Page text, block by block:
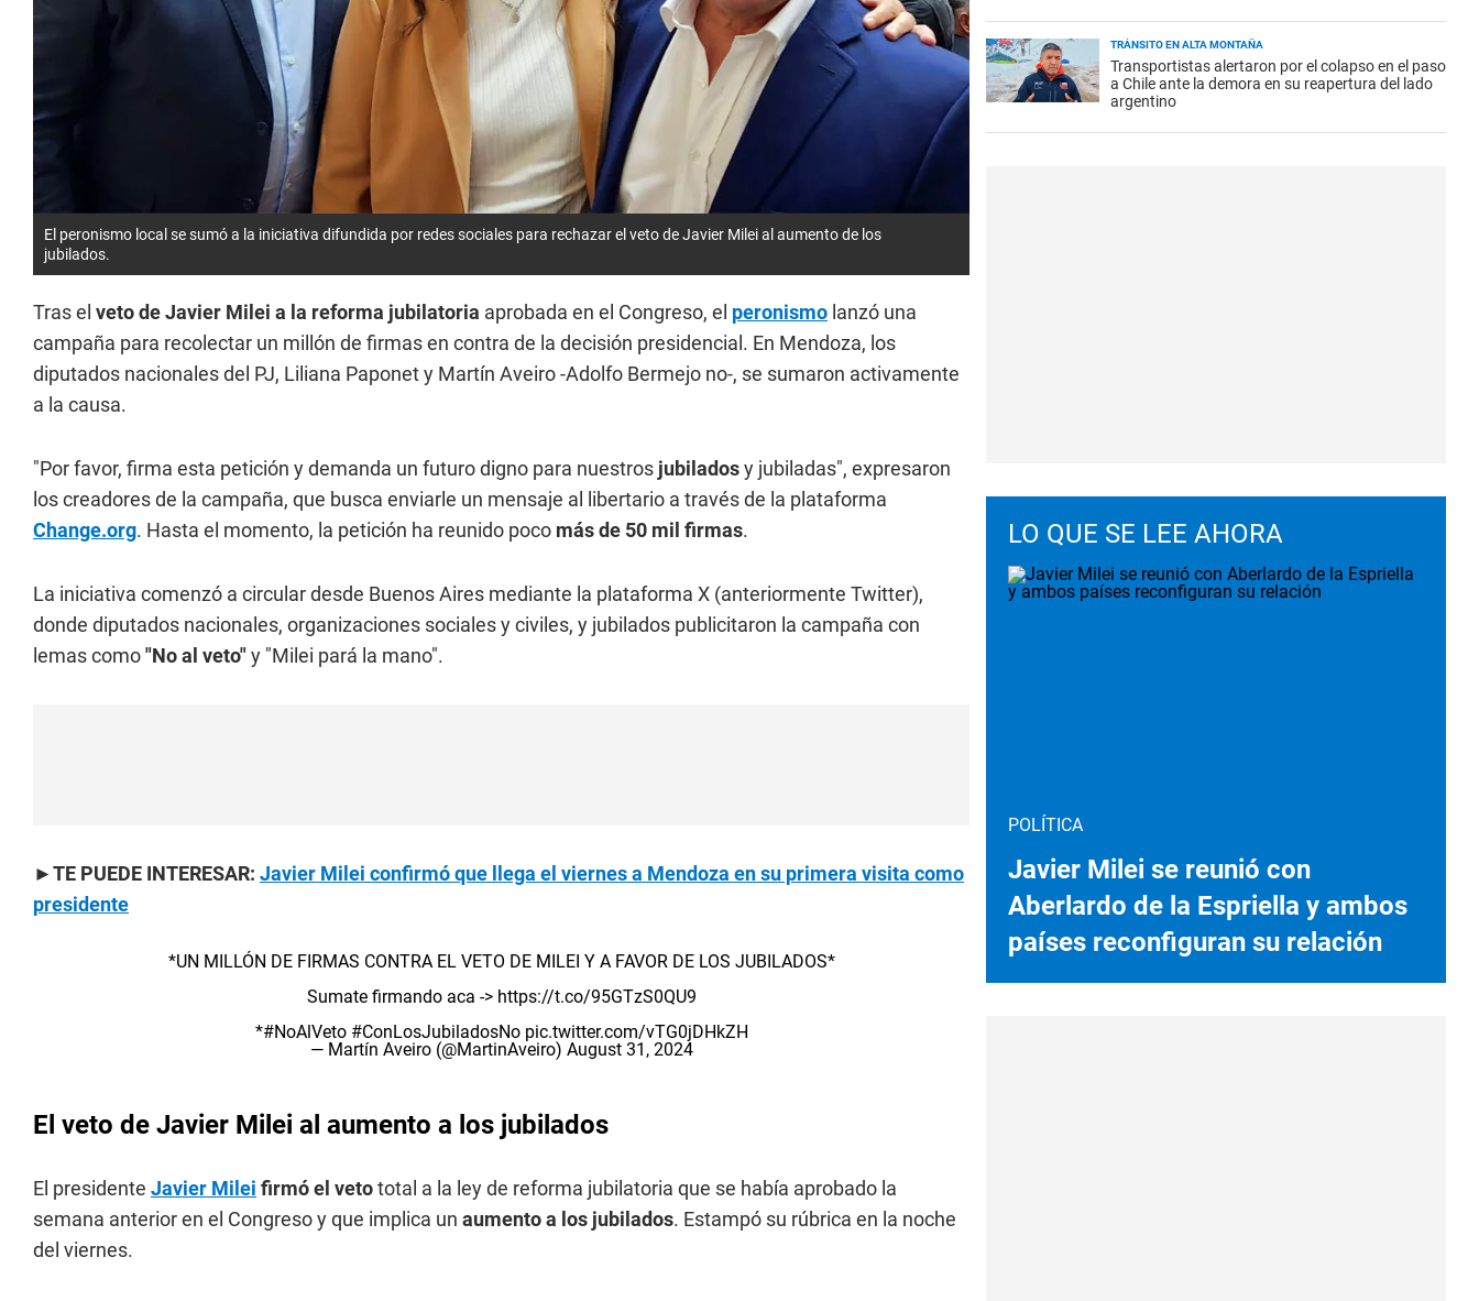
El peronismo local se sumó a la iniciativa difundida por redes sociales para rechazar el veto de Javier Milei al aumento de los
jubilados.
Tras el veto de Javier Milei a la reforma jubilatoria aprobada en el Congreso, el peronismo lanzó una
campaña para recolectar un millón de firmas en contra de la decisión presidencial. En Mendoza, los
diputados nacionales del PJ, Liliana Paponet y Martín Aveiro -Adolfo Bermejo no-, se sumaron activamente
a la causa.
"Por favor, firma esta petición y demanda un futuro digno para nuestros jubiladosy jubiladas", expresaron
los creadores de la campaña, que busca enviarle un mensaje al libertario a través de la plataforma
Change.org. Hasta el momento, la petición ha reunido poco más de 50 mil firmas.
La iniciativa comenzó a circular desde Buenos Aires mediante la plataforma X (anteriormente Twitter),
donde diputados nacionales, organizaciones sociales y civiles, y jubilados publicitaron la campaña con
lemas como"No al veto"y "Milei pará la mano".
►TE PUEDE INTERESAR: Javier Milei confirmó que llega el viernes a Mendoza en su primera visita como
presidente
*UN MILLÓN DE FIRMAS CONTRA EL VETO DE MILEI Y A FAVOR DE LOS JUBILADOS*
Sumate firmando aca -> https://t.co/95GTzS0QU9
*#NoAlVeto #ConLosJubiladosNo pic.twitter.com/vTG0jDHkZH
— Martín Aveiro (@MartinAveiro) August 31, 2024
El veto de Javier Milei al aumento a los jubilados
El presidente Javier Milei firmó el vetototal a la ley de reforma jubilatoria que se había aprobado la
semana anterior en el Congreso y que implica un aumento a los jubilados. Estampó su rúbrica en la noche
del viernes.
TRÁNSITO EN ALTA MONTAÑA
Transportistas alertaron por el colapso en el paso
a Chile ante la demora en su reapertura del lado
argentino
LO QUE SE LEE AHORA
POLÍTICA
Javier Milei se reunió con
Aberlardo de la Espriella y ambos
países reconfiguran su relación